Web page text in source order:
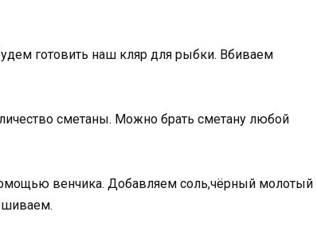
готовить наш кляр для рыбки. Вбиваем
сметаны. Можно брать сметану любой
венчика. Добавляем соль,чёрный молотый